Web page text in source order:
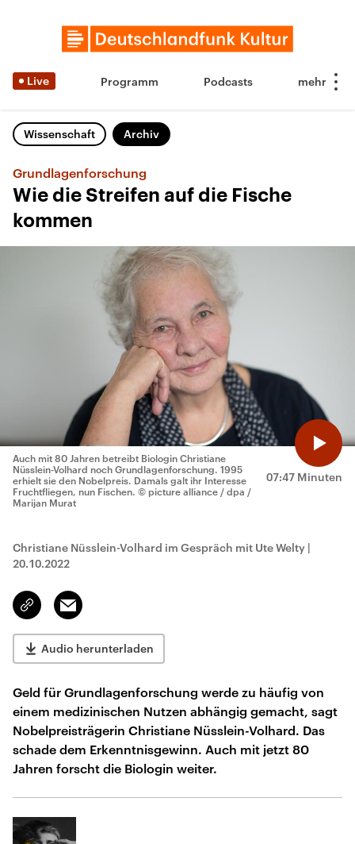
Live Programm Podcasts
Wissenschaft Archiv
Grundlagenforschung
Wie die Streifen auf die Fische
kommen
07:47 Minuten
Auch mit 80 Jahren betreibt Biologin Christiane
Nüsslein-Volhard noch Grundlagenforschung. 1995
erhielt sie den Nobelpreis. Damals galt ihr Interesse
Fruchtfliegen, nun Fischen. © picture alliance / dpa /
Marijan Murat
Christiane Nüsslein-Volhard im Gespräch mit Ute Welty |
20.10.2022
Link
kopieren/teilen
Email
Audio herunterladen
Geld für Grundlagenforschung werde zu häufig von
einem medizinischen Nutzen abhängig gemacht, sagt
Nobelpreisträgerin Christiane Nüsslein-Volhard. Das
schade dem Erkenntnisgewinn. Auch mit jetzt 80
Jahren forscht die Biologin weiter.